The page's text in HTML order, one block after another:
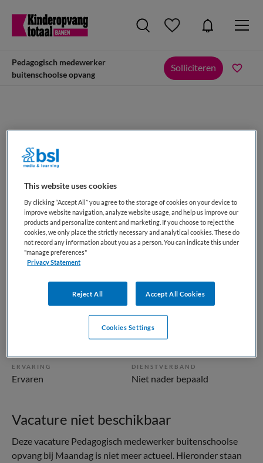
Pedagogisch medewerker
buitenschoolse opvang
Solliciteren
Pedagogisch medewerker buitenschoolse
opvang
Maandag, Utrecht
VAKGEBIED
Niet nader bepaald
AANSTELLING
Niet nader bepaald
NIVEAU
MBO
ERVARING
Ervaren
DIENSTVERBAND
Niet nader bepaald
Vacature niet beschikbaar
Deze vacature Pedagogisch medewerker buitenschoolse
opvang bij Maandag is niet meer actueel. Hieronder staan
This website uses cookies
By clicking “Accept All” you agree to the storage of cookies on your device to
improve website navigation, analyze website usage, and help us improve our
products and personalize content and marketing. If you choose to reject the
cookies, we only place the strictly necessary and analytical cookies. These do
not record any information about you as a person. You can indicate this under
"manage preferences"
Privacy Statement
Reject All Accept All Cookies
Cookies Settings